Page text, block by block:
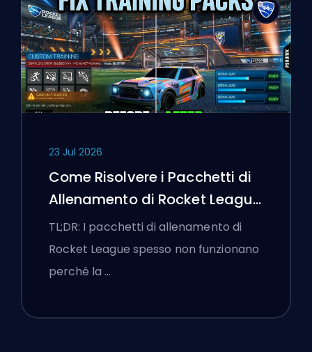
23 Jul 2026
Come Risolvere i Pacchetti di
Allenamento di Rocket League
che Non Funzionano
TL;DR: I pacchetti di allenamento di
Rocket League spesso non funzionano
perché la …